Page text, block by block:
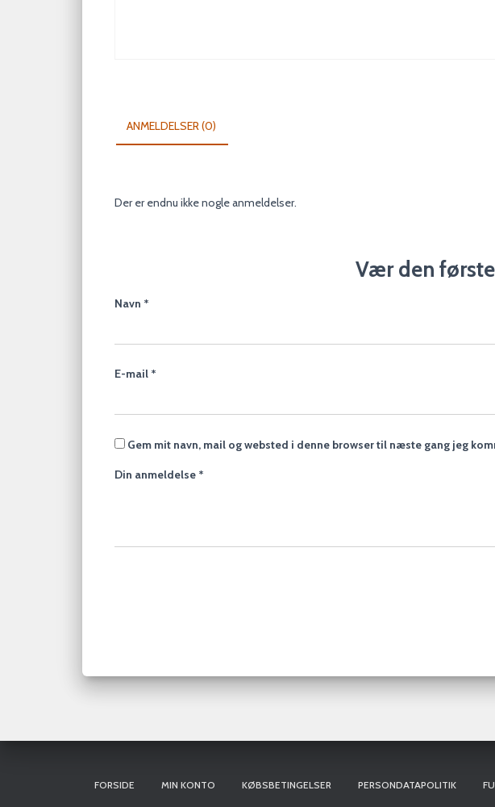
ANMELDELSER (0)
Der er endnu ikke nogle anmeldelser.
Vær den
Navn *
E-mail *
Gem mit navn, mail og websted i denne browser til næste gang jeg
Din anmeldelse *
FORSIDE MIN KONTO KØBSBETINGELSER PERSONDATAPOLITIK